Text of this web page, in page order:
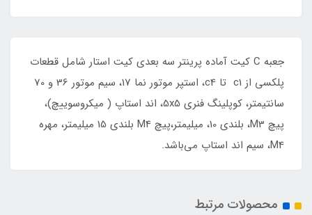
جعبه C کیت آماده پرینتر سه بعدی کیت استار شامل قطعات
پلکسی از c1 تا c4، استپر موتور نما 17، سیم موتور 36 و 70
سانتیمتر، کوپلینگ فنری 5x5، اند استاپ ( میکروسوییچ)،
پیچ M3، بلندی 10، میلیمتر،پیچ M4 بلندی 15 میلیمتر، مهره
M4، سیم اند استاپ می‌باشد.
محصولات مرتبط